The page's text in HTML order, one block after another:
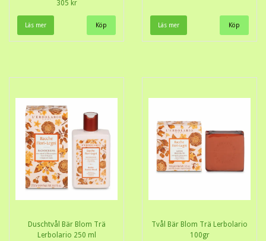
305 kr
Läs mer Läs mer
Duschtvål Bär Blom Trä
Lerbolario 250 ml
Tvål Bär Blom Trä Lerbolario
100gr